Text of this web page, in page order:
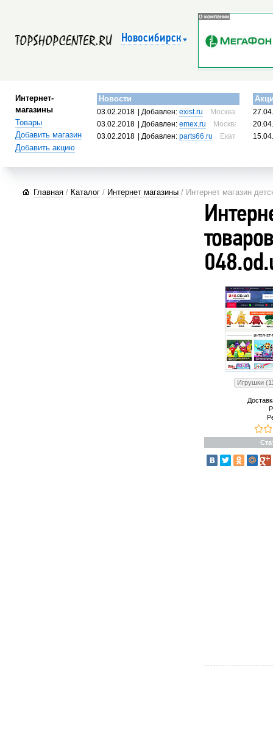
Новосибирск
Интернет-
магазины
Товары
Добавить магазин
Добавить акцию
Новости
03.02.2018 | Добавлен:exist.ru
Москва, Россия
03.02.2018
| Добавлен:emex.ru
Москва, Россия
03.02.2018
| Добавлен:parts66.ru Екатеринбург,
Главная / Каталог / Интернет магазины / Интернет магазин
Игрушки